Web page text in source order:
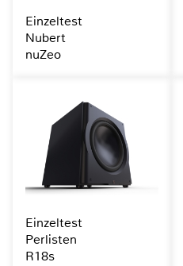
Einzeltest
Nubert
nuZeo
Einzeltest
Perlisten
R18s